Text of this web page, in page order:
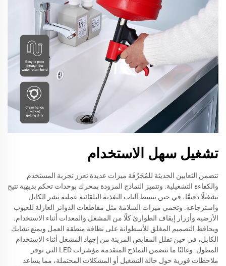
تشغيل سهل الاستخدام
تتضمن الثعابين الحديثة للمُجَرِّفَة ميزات عديدة تعزز تجربة المستخدم
والكفاءة التشغيلية. وتتميز النماذج المزودة بمحرك بوحدات تحكم بديهية تتيح
تشغيلًا دقيقًا، في حين تبسط آليات التغذية التلقائية عملية نشر الكابل
واسترجاعه. وتحمي ميزات السلامة مثل مقاطعات الدوائر العازلة للعيوب
الأرضية وأزرار إيقاف الطوارئ كلًا من المشغل والمعدات أثناء الاستخدام.
ويحافظ التصميم المغلق للأسطوانة على نظافة منطقة العمل ويمنع تشابك
الكابل، في حين تقلل المقابض المريئة من إجهاد المشغل أثناء الاستخدام
المطول. وغالبًا ما تتضمن النماذج المتقدمة مؤشرات LED التي توفر
ملاحظات فورية حول حالة التشغيل أو المشكلات المحتملة، مما يساعد